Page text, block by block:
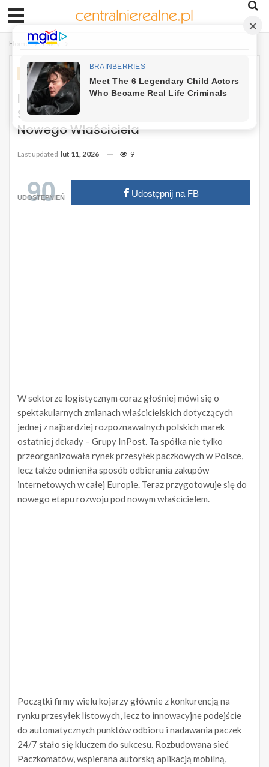
Home Fakty
FAKTY
InPost Sprzedany, Świat Biznesu W
Szoku. Ujawniono Kwotę Transakcji I
Nowego Właściciela
Last updated lut 11, 2026 9
90
UDOSTĘPNIEŃ Udostępnij na FB
W sektorze logistycznym coraz głośniej mówi się o
spektakularnych zmianach właścicielskich dotyczących
jednej z najbardziej rozpoznawalnych polskich marek
ostatniej dekady – Grupy InPost. Ta spółka nie tylko
przeorganizowała rynek przesyłek paczkowych w Polsce,
lecz także odmieniła sposób odbierania zakupów
internetowych w całej Europie. Teraz przygotowuje się do
nowego etapu rozwoju pod nowym właścicielem.
Początki firmy wielu kojarzy głównie z konkurencją na
rynku przesyłek listowych, lecz to innowacyjne podejście
do automatycznych punktów odbioru i nadawania paczek
24/7 stało się kluczem do sukcesu. Rozbudowana sieć
Paczkomatów, wspierana autorską aplikacją mobilną,